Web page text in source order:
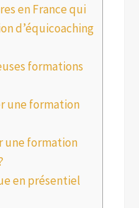
en France qui
d’équicoaching
formations
une formation
une formation
en présentiel